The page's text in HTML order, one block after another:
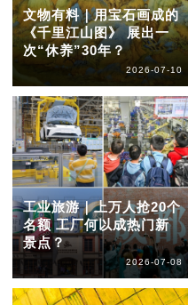
文物有料｜用宝石画成的
《千里江山图》 展出一
次“休养”30年？
2026-07-10
工业旅游｜上万人抢20个
名额 工厂何以成热门新
景点？
2026-07-08